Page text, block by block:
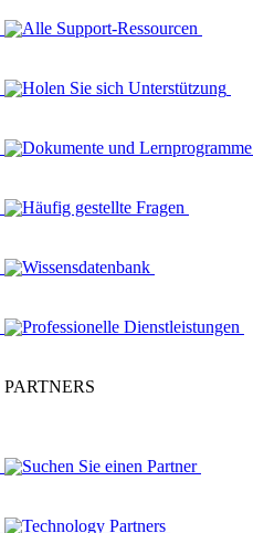
Alle Support-Ressourcen
Holen Sie sich Unterstützung
Dokumente und Lernprogramme
Häufig gestellte Fragen
Wissensdatenbank
Professionelle Dienstleistungen
PARTNERS
Suchen Sie einen Partner
Technology Partners